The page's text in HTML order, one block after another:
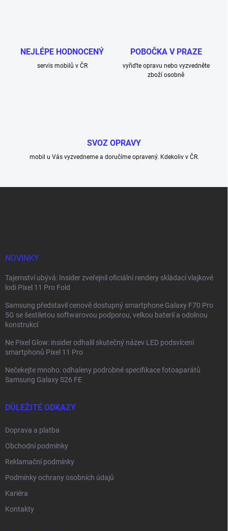
NEJLÉPE HODNOCENÝ
servis mobilů v ČR
POBOČKA V PRAZE
vyřiďte opravu nebo vyzvedněte
zboží osobně
SVOZ OPRAVY
mobil u Vás vyzvedneme a doručíme opravený. Kdekoliv v ČR.
NOVINKY
Tajemství ubývá: Insider zveřejnil oficiální rendery skládací vlajkové
lodi Pixel 11 Pro Fold
Samsung představil cenově dostupný smartphone Galaxy F70 Pro
5G se šestiletou softwarovou podporou, velkou baterií a odolnou
konstrukcí
Ne Pixel Glow: insider odhalil skutečný název LED podsvícení
smartphonů Pixel 11 Pro
Nečekejte mnoho: odhaleny podrobné specifikace fotoaparátů
Samsung Galaxy S26 FE
DŮLEŽITÉ ODKAZY
Doprava a platba
Obchodní podmínky
Reklamační podmínky
Podmínky ochrany osobních údajů
Kariéra
Kontakty